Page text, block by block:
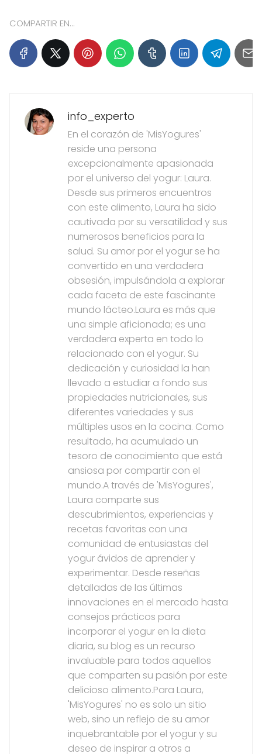
COMPARTIR EN...
info_experto
En el corazón de 'MisYogures'
reside una persona
excepcionalmente apasionada
por el universo del yogur: Laura.
Desde sus primeros encuentros
con este alimento, Laura ha sido
cautivada por su versatilidad y sus
numerosos beneficios para la
salud. Su amor por el yogur se ha
convertido en una verdadera
obsesión, impulsándola a explorar
cada faceta de este fascinante
mundo lácteo.Laura es más que
una simple aficionada; es una
verdadera experta en todo lo
relacionado con el yogur. Su
dedicación y curiosidad la han
llevado a estudiar a fondo sus
propiedades nutricionales, sus
diferentes variedades y sus
múltiples usos en la cocina. Como
resultado, ha acumulado un
tesoro de conocimiento que está
ansiosa por compartir con el
mundo.A través de 'MisYogures',
Laura comparte sus
descubrimientos, experiencias y
recetas favoritas con una
comunidad de entusiastas del
yogur ávidos de aprender y
experimentar. Desde reseñas
detalladas de las últimas
innovaciones en el mercado hasta
consejos prácticos para
incorporar el yogur en la dieta
diaria, su blog es un recurso
invaluable para todos aquellos
que comparten su pasión por este
delicioso alimento.Para Laura,
'MisYogures' no es solo un sitio
web, sino un reflejo de su amor
inquebrantable por el yogur y su
deseo de inspirar a otros a